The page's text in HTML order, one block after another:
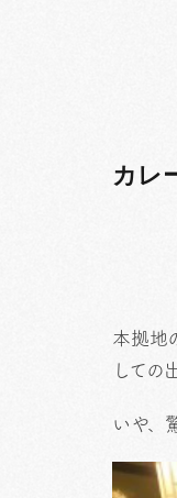
カレ
本拠地
しての
いや、